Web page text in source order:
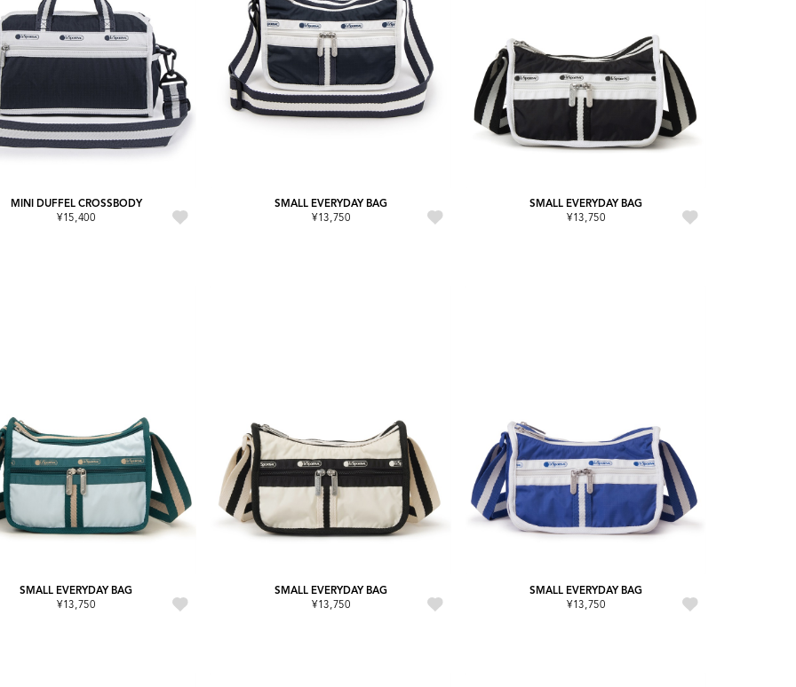
MINI DUFFEL CROSSBODY
¥15,400
SMALL EVERYDAY BAG
¥13,750
SMALL EVERYDAY BAG
¥13,750
SMALL EVERYDAY BAG
¥13,750
SMALL EVERYDAY BAG
¥13,750
SMALL EVERYDAY BAG
¥13,750